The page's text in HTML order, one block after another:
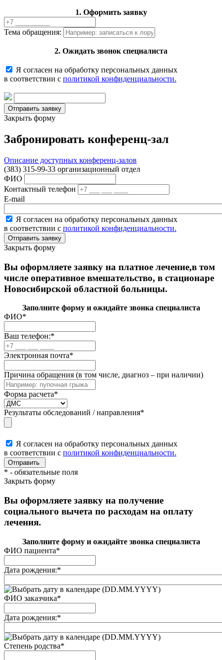
1. Оформить заявку
Тема обращения:
2. Ожидать звонок специалиста
Я согласен на обработку персональных данных
в соответствии с политикой конфиденциальности.
Закрыть форму
Забронировать конференц-зал
Описание доступных конференц-залов
(383) 315-99-33 организационный отдел
ФИО
Контактный телефон
E-mail
Я согласен на обработку персональных данных
в соответствии с политикой конфиденциальности.
Закрыть форму
Вы оформляете заявку на платное лечение,в том
числе оперативное вмешательство, в стационаре
Новосибирской областной больницы.
Заполните форму и ожидайте звонка специалиста
ФИО*
Ваш телефон:*
Электронная почта*
Причина обращения (в том числе, диагноз – при наличии)
Форма расчета*
Результаты обследований / направления*
Я согласен на обработку персональных данных
в соответствии с политикой конфиденциальности.
* - обязательные поля
Закрыть форму
Вы оформляете заявку на получение
социального вычета по расходам на оплату
лечения.
Заполните форму и ожидайте звонка специалиста
ФИО пациента*
Дата рождения:*
(DD.MM.YYYY)
ФИО заказчика*
Дата рождения:*
(DD.MM.YYYY)
Степень родства*